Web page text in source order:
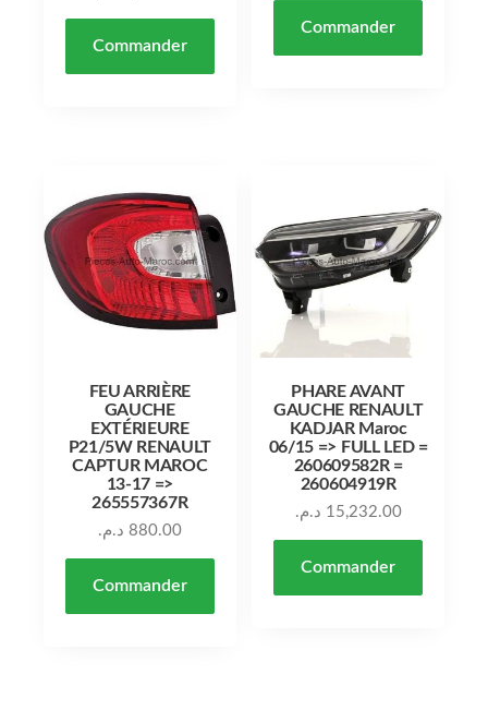
Commander
Commander
FEU ARRIÈRE
GAUCHE
EXTÉRIEURE
P21/5W RENAULT
CAPTUR MAROC
13-17 =>
265557367R
880.00 د.م.
Commander
PHARE AVANT
GAUCHE RENAULT
KADJAR Maroc
06/15 => FULL LED =
260609582R =
260604919R
15,232.00 د.م.
Commander